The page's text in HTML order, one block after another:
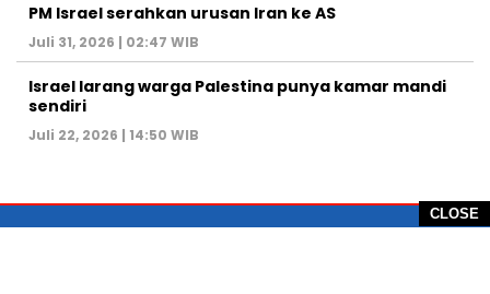
CLOSE
PM Israel serahkan urusan Iran ke AS
Juli 31, 2026 | 02:47 WIB
Israel larang warga Palestina punya kamar mandi
sendiri
Juli 22, 2026 | 14:50 WIB